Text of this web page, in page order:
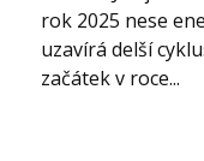
rok 2025 nese
uzavírá delší
začátek v roce...